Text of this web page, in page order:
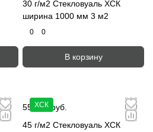
30 г/м2 Стекловуаль ХСК
ширина 1000 мм 3 м2
0 0
В корзину
ХСК
559.50 руб.
45 г/м2 Стекловуаль ХСК